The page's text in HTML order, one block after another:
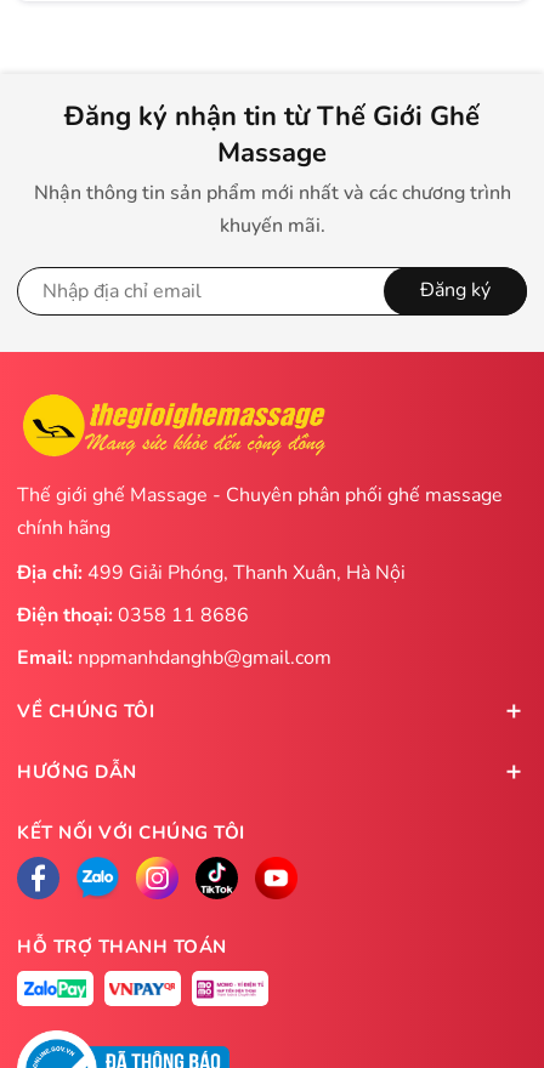
Đăng ký nhận tin từ Thế Giới Ghế
Massage
Nhận thông tin sản phẩm mới nhất và các chương trình
khuyến mãi.
Đăng ký
Thế giới ghế Massage - Chuyên phân phối ghế massage
chính hãng
Địa chỉ: 499 Giải Phóng, Thanh Xuân, Hà Nội
Điện thoại:0358 11 8686
Email: nppmanhdanghb@gmail.com
VỀ CHÚNG TÔI
HƯỚNG DẪN
KẾT NỐI VỚI CHÚNG TÔI
HỖ TRỢ THANH TOÁN